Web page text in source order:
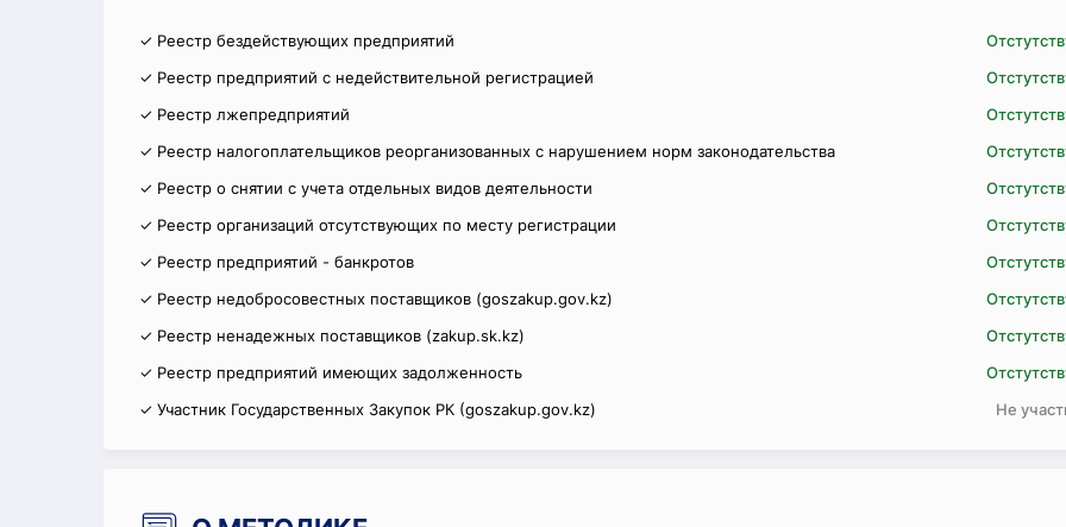
✓ Реестр бездействующих предприятий
✓ Реестр предприятий с недействительной регистрацией
✓ Реестр лжепредприятий
✓ Реестр налогоплательщиков реорганизованных с нарушением норм законодательства
✓ Реестр о снятии с учета отдельных видов деятельности
✓ Реестр организаций отсутствующих по месту регистрации
✓ Реестр предприятий - банкротов
✓ Реестр недобросовестных поставщиков (goszakup.gov.kz)
✓ Реестр ненадежных поставщиков (zakup.sk.kz)
✓ Реестр предприятий имеющих задолженность
✓ Участник Государственных Закупок РК (goszakup.gov.kz)
Не